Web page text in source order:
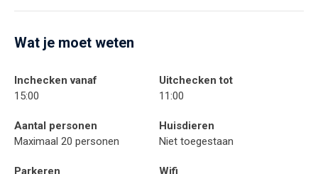
Wat je moet weten
Inchecken vanaf
15:00
Uitchecken tot
11:00
Aantal personen
Maximaal 20 personen
Huisdieren
Niet toegestaan
Parkeren Wifi